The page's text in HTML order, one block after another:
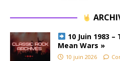
10 Juin 1983
Mean Wars »
10 juin 2026